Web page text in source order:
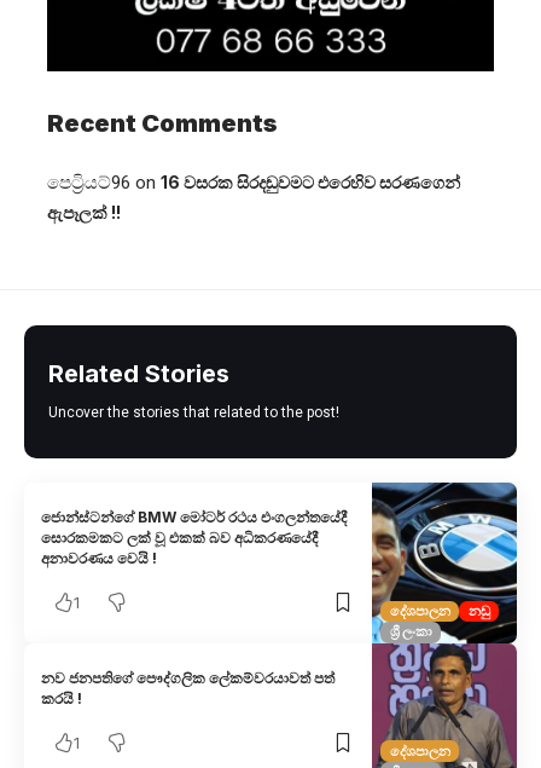
Recent Comments
පෙට්‍රියට්96 on 16 වසරක සිරදඬුවමට එරෙහිව සරණගෙන්
ඇපෑලක් !!
Related Stories
Uncover the stories that related to the post!
දේශපාලන
නඩු
ශ්‍රී ලංකා
ජොන්ස්ටන්ගේ BMW මෝටර් රථය එංගලන්තයේදී
සොරකමකට ලක් වූ එකක් බව අධිකරණයේදී
අනාවරණය වෙයි !
1
දේශපාලන
නව ජනපතිගේ පෞද්ගලික ලේකම්වරයාවත් පත්
කරයි !
1